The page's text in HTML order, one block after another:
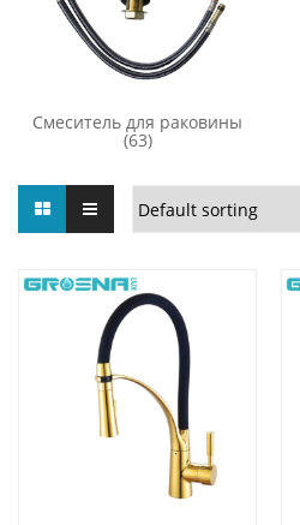
Смеситель для раковины
(63)